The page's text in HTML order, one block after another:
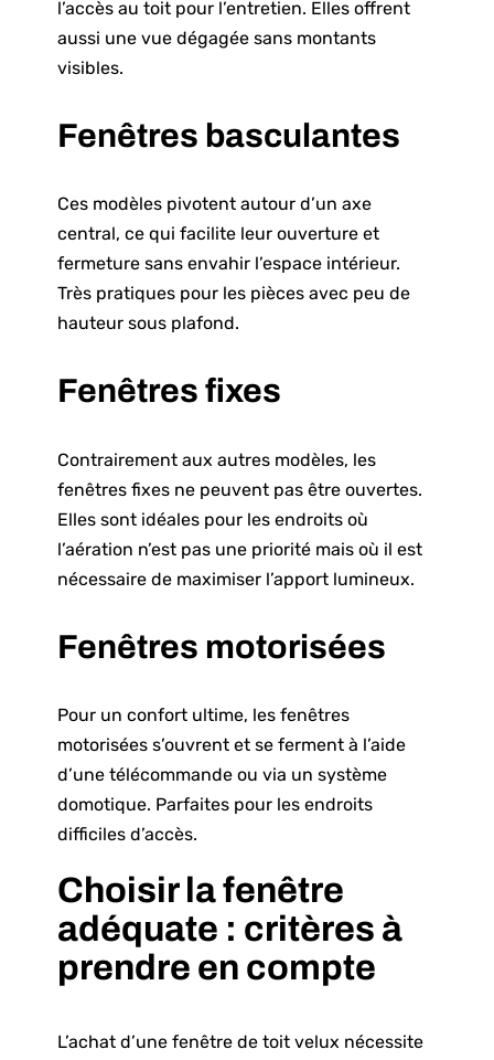
l’accès au toit pour l’entretien. Elles offrent
aussi une vue dégagée sans montants
visibles.
Fenêtres basculantes
Ces modèles pivotent autour d’un axe
central, ce qui facilite leur ouverture et
fermeture sans envahir l’espace intérieur.
Très pratiques pour les pièces avec peu de
hauteur sous plafond.
Fenêtres fixes
Contrairement aux autres modèles, les
fenêtres fixes ne peuvent pas être ouvertes.
Elles sont idéales pour les endroits où
l’aération n’est pas une priorité mais où il est
nécessaire de maximiser l’apport lumineux.
Fenêtres motorisées
Pour un confort ultime, les fenêtres
motorisées s’ouvrent et se ferment à l’aide
d’une télécommande ou via un système
domotique. Parfaites pour les endroits
difficiles d’accès.
Choisir la fenêtre
adéquate : critères à
prendre en compte
L’achat d’une fenêtre de toit velux nécessite